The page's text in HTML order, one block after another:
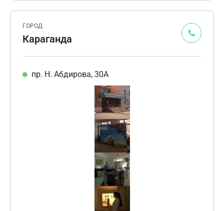
ГОРОД
Караганда
пр. Н. Абдирова, 30А